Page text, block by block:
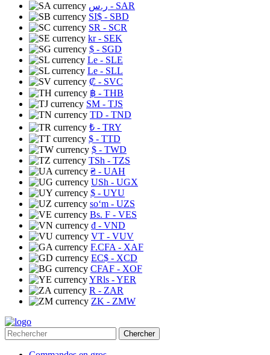
ر.س - SAR
SI$ - SBD
SR - SCR
kr- SEK
$ - SGD
Le - SLE
Le - SLL
₡ - SVC
฿ - THB
ЅМ - TJS
TD - TND
₺ - TRY
$ - TTD
$ - TWD
TSh - TZS
₴ - UAH
USh - UGX
$ - UYU
soʻm - UZS
Bs. F - VES
₫ - VND
VT - VUV
F.CFA - XAF
EC$ - XCD
CFAF - XOF
YRls - YER
R - ZAR
ZK - ZMW
Chercher